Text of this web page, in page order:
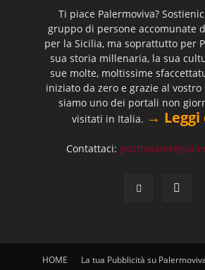
Ti piace Palermoviva?
gruppo di persone accomunate
per la Sicilia, ma soprattutto per
sua storia millenaria, la sua
sue molte, moltissime
iniziato da zero e grazie al vostro
siamo uno dei portali non
visitati in Italia. → Leggi
Contattaci:
HOME La tua Pubblicità su